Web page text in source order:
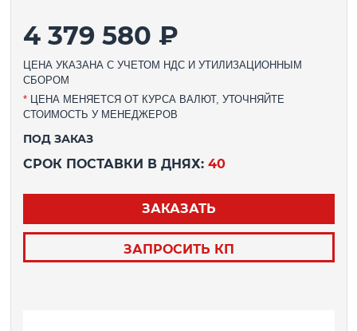
4 379 580 ₽
ЦЕНА УКАЗАНА С УЧЕТОМ НДС И УТИЛИЗАЦИОННЫМ
СБОРОМ
*ЦЕНА МЕНЯЕТСЯ ОТ КУРСА ВАЛЮТ, УТОЧНЯЙТЕ
СТОИМОСТЬ У МЕНЕДЖЕРОВ
ПОД ЗАКАЗ
СРОК ПОСТАВКИ В ДНЯХ: 40
ЗАКАЗАТЬ
ЗАПРОСИТЬ КП